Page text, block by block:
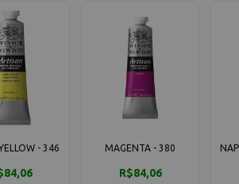
- 346 MAGENTA - 380
R$84,06